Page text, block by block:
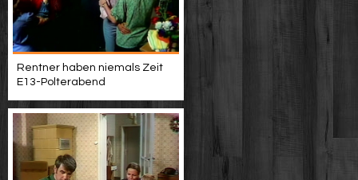
Rentner haben niemals Zeit
E13-Polterabend